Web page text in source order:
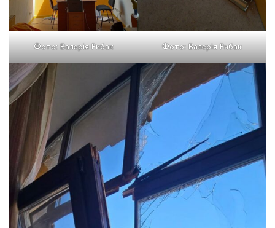
Фото: Валерія Рибак Фото: Валерія Рибак